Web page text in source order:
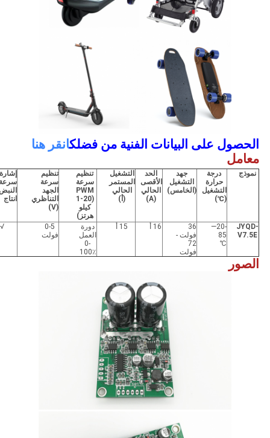
الحصول على البيانات الفنية من فضلكانقر هنا
معامل
نموذج
درجة
حرارة
التشغيل
(℃)
جهد
التشغيل
( الخامس)
الحد
الأقصى
الحالي
(A)
التشغيل
المستمر
الحالي
(أ )
تنظيم
سرعة
PWM
(1-20
كيلو
هرتز)
تنظيم
سرعة
الجهد
التناظري
(V)
إشارة
انتاج
JYQD-
V7.5E
-20—
85
℃
36
فولت -
72
فولت
16 أ 15 أ
دورة
العمل
0-
100٪
0-5
فولت
√
الصور